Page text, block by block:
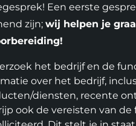
Een eerste
zijn; wij helpen je
het bedrijf en de
over het bedrijf,
diensten, recente
ook de vereisten van